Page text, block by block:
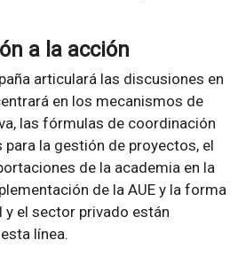
a la acción
articulará las discusiones en
en los mecanismos de
las fórmulas de coordinación
la gestión de proyectos, el
de la academia en la
de la AUE y la forma
y el sector privado están
línea.